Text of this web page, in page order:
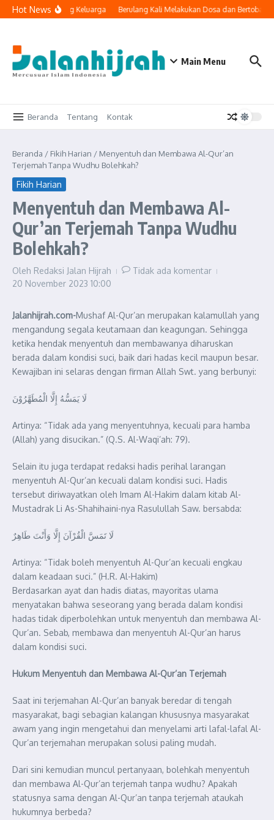
Lewati ke konten
Hot News
Masuk ke Ruang Keluarga Berulang Kali Melakukan Dosa dan Bertobat,
Main Menu
Beranda Tentang Kontak
Beranda / Fikih Harian / Menyentuh dan Membawa Al-Qur’an
Terjemah Tanpa Wudhu Bolehkah?
Fikih Harian
Menyentuh dan Membawa Al-
Qur’an Terjemah Tanpa Wudhu
Bolehkah?
Oleh Redaksi Jalan Hijrah
Tidak ada komentar
20 November 2023 10:00
Jalanhijrah.com-Mushaf Al-Qur’an merupakan kalamullah yang
mengandung segala keutamaan dan keagungan. Sehingga
ketika hendak menyentuh dan membawanya diharuskan
berada dalam kondisi suci, baik dari hadas kecil maupun besar.
Kewajiban ini selaras dengan firman Allah Swt. yang berbunyi:
لَا يَمَسُّهُ إِلَّا الْمُطَهَّرُوْنَ
Artinya: “Tidak ada yang menyentuhnya, kecuali para hamba
(Allah) yang disucikan.” (Q.S. Al-Waqi’ah: 79).
Selain itu juga terdapat redaksi hadis perihal larangan
menyentuh Al-Qur’an kecuali dalam kondisi suci. Hadis
tersebut diriwayatkan oleh Imam Al-Hakim dalam kitab Al-
Mustadrak Li As-Shahihaini-nya Rasulullah Saw. bersabda:
لَا تَمَسَّ الْقُرْآنَ إِلَّا وَأَنْتَ طَاهِرٌ
Artinya: “Tidak boleh menyentuh Al-Qur’an kecuali engkau
dalam keadaan suci.” (H.R. Al-Hakim)
Berdasarkan ayat dan hadis diatas, mayoritas ulama
menyatakan bahwa seseorang yang berada dalam kondisi
hadas tidak diperbolehkan untuk menyentuh dan membawa Al-
Qur’an. Sebab, membawa dan menyentuh Al-Qur’an harus
dalam kondisi suci.
Hukum Menyentuh dan Membawa Al-Qur’an Terjemah
Saat ini terjemahan Al-Qur’an banyak beredar di tengah
masyarakat, bagi sebagian kalangan khususnya masyarakat
awam yang ingin mengetahui dan menyelami arti lafal-lafal Al-
Qur’an terjemahan merupakan solusi paling mudah.
Dari sini kemudian muncul pertanyaan, bolehkah menyentuh
dan membawa Al-Qur’an terjemah tanpa wudhu? Apakah
statusnya sama dengan Al-Qur’an tanpa terjemah ataukah
hukumnya berbeda?